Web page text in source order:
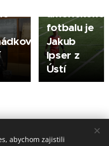
amerického
fotbalu je
Jakub
Ipser z
Ústí
abychom zajistili